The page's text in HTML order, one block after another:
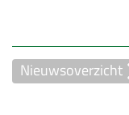
Nieuwsoverzicht